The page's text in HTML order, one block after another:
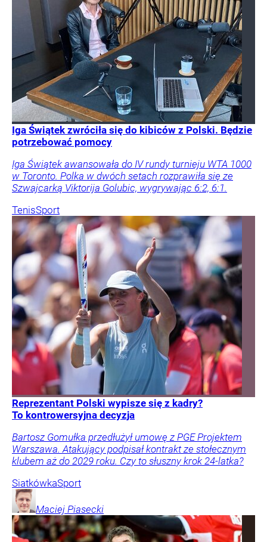
Iga Świątek zwróciła się do kibiców z Polski. Będzie
potrzebować pomocy
Iga Świątek awansowała do IV rundy turnieju WTA 1000
w Toronto. Polka w dwóch setach rozprawiła się ze
Szwajcarką Viktorija Golubic, wygrywając 6:2, 6:1.
TenisSport
Reprezentant Polski wypisze się z kadry?
To kontrowersyjna decyzja
Bartosz Gomułka przedłużył umowę z PGE Projektem
Warszawa. Atakujący podpisał kontrakt ze stołecznym
klubem aż do 2029 roku. Czy to słuszny krok 24-latka?
SiatkówkaSport
Maciej Piasecki